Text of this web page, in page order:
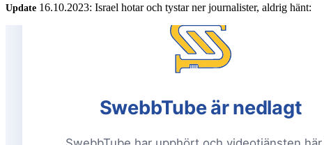
Update 16.10.2023: Israel hotar och tystar ner journalister, aldrig hänt: